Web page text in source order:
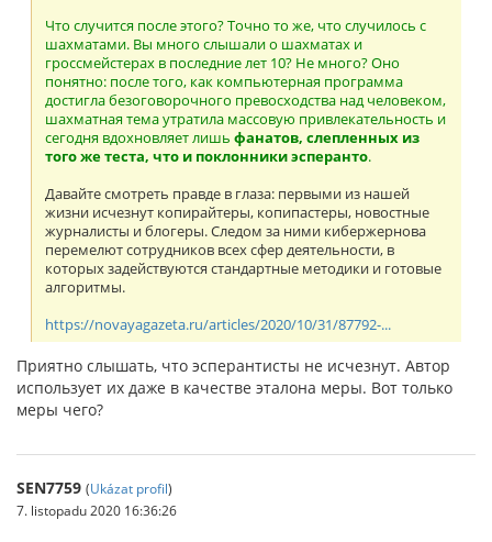
Что случится после этого? Точно то же, что случилось с
шахматами. Вы много слышали о шахматах и
гроссмейстерах в последние лет 10? Не много? Оно
понятно: после того, как компьютерная программа
достигла безоговорочного превосходства над человеком,
шахматная тема утратила массовую привлекательность и
сегодня вдохновляет лишьфанатов, слепленных из
того же теста, что и поклонники эсперанто.
Давайте смотреть правде в глаза: первыми из нашей
жизни исчезнут копирайтеры, копипастеры, новостные
журналисты и блогеры. Следом за ними кибержернова
перемелют сотрудников всех сфер деятельности, в
которых задействуются стандартные методики и готовые
алгоритмы.
https://novayagazeta.ru/articles/2020/10/31/87792-...
Приятно слышать, что эсперантисты не исчезнут. Автор
использует их даже в качестве эталона меры. Вот только
меры чего?
SEN7759 (Ukázat profil)
7. listopadu 2020 16:36:26